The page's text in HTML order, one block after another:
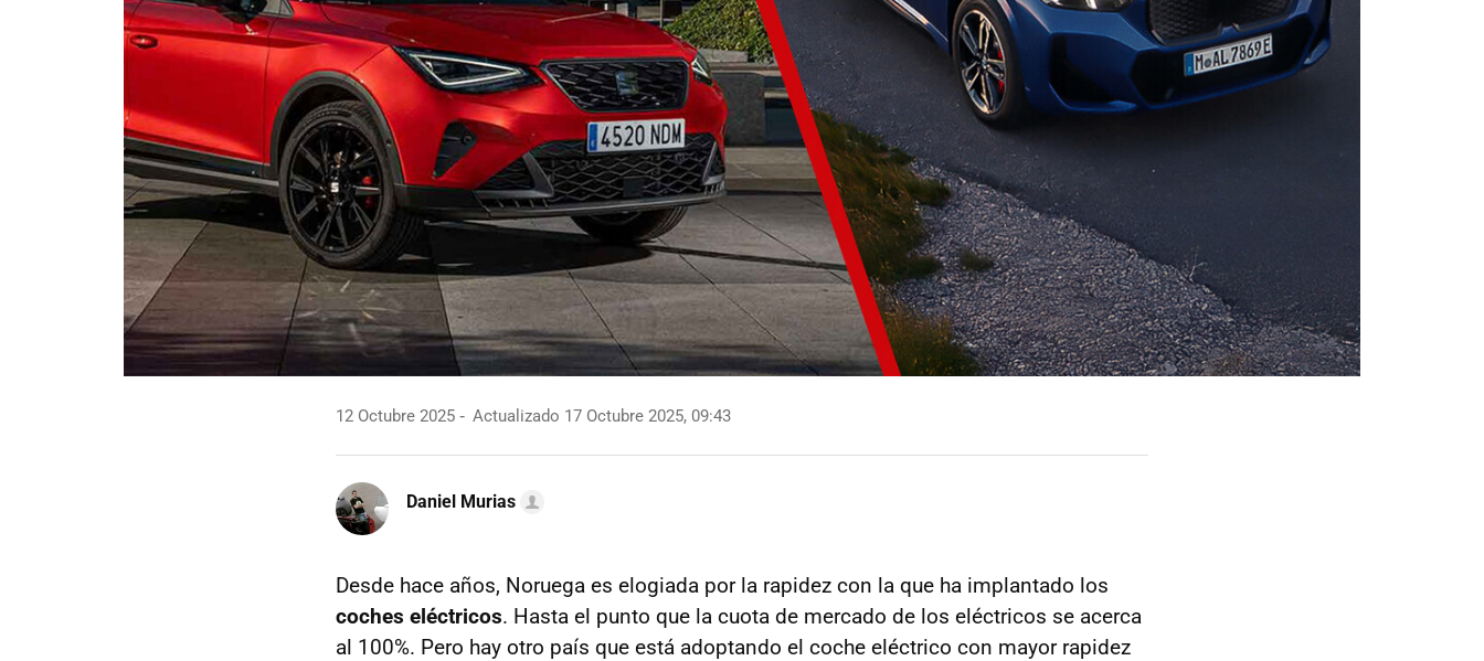
12 Octubre 2025 Actualizado 17 Octubre 2025, 09:43
Daniel Murias
Desde hace años, Noruega es elogiada por la rapidez con la que ha implantado los
coches eléctricos. Hasta el punto que la cuota de mercado de los eléctricos se acerca
al 100%. Pero hay otro país que está adoptando el coche eléctrico con mayor rapidez